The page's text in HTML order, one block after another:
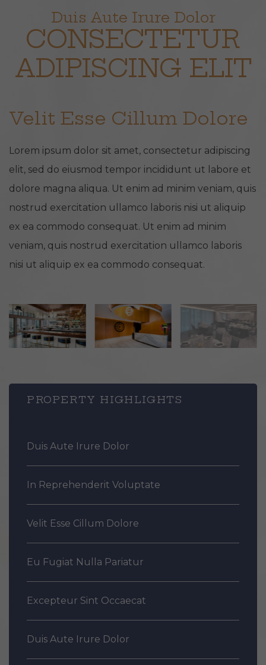
Duis Aute Irure Dolor
CONSECTETUR
ADIPISCING ELIT
Velit Esse Cillum Dolore
Lorem ipsum dolor sit amet, consectetur adipiscing
elit, sed do eiusmod tempor incididunt ut labore et
dolore magna aliqua. Ut enim ad minim veniam, quis
nostrud exercitation ullamco laboris nisi ut aliquip
ex ea commodo consequat. Ut enim ad minim
veniam, quis nostrud exercitation ullamco laboris
nisi ut aliquip ex ea commodo consequat.
PROPERTY HIGHLIGHTS
Duis Aute Irure Dolor
In Reprehenderit Voluptate
Velit Esse Cillum Dolore
Eu Fugiat Nulla Pariatur
Excepteur Sint Occaecat
Duis Aute Irure Dolor